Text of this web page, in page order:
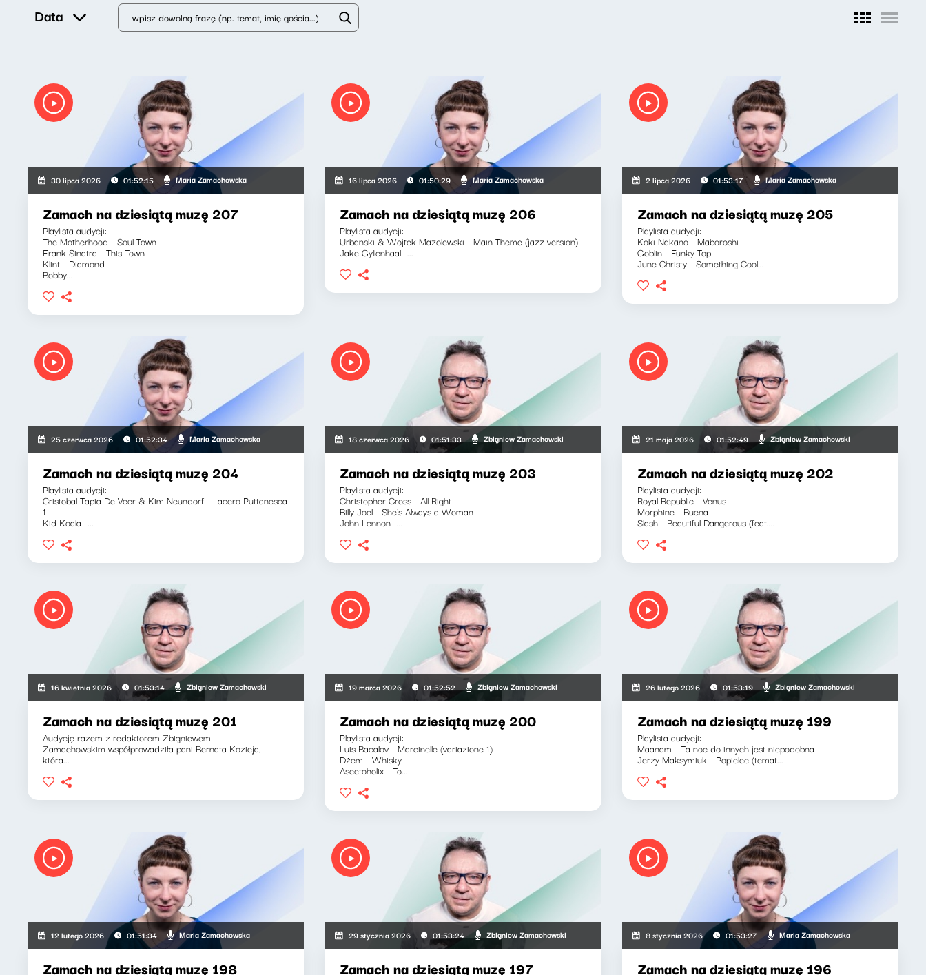
Data
30 lipca 2026 01:52:15 Maria Zamachowska
Zamach na dziesiątą muzę 207
Playlista audycji:
The Motherhood - Soul Town
Frank Sinatra - This Town
Klint - Diamond
Bobby...
16 lipca 2026 01:50:29 Maria Zamachowska
Zamach na dziesiątą muzę 206
Playlista audycji:
Urbanski & Wojtek Mazolewski - Main Theme (jazz version)
Jake Gyllenhaal -...
2 lipca 2026 01:53:17 Maria Zamachowska
Zamach na dziesiątą muzę 205
Playlista audycji:
Koki Nakano - Maboroshi
Goblin - Funky Top
June Christy - Something Cool...
25 czerwca 2026 01:52:34 Maria Zamachowska
Zamach na dziesiątą muzę 204
Playlista audycji:
Cristobal Tapia De Veer & Kim Neundorf - Lacero Puttanesca
1
Kid Koala -...
18 czerwca 2026 01:51:33 Zbigniew Zamachowski
Zamach na dziesiątą muzę 203
Playlista audycji:
Christopher Cross - All Right
Billy Joel - She's Always a Woman
John Lennon -...
21 maja 2026 01:52:49 Zbigniew Zamachowski
Zamach na dziesiątą muzę 202
Playlista audycji:
Royal Republic - Venus
Morphine - Buena
Slash - Beautiful Dangerous (feat....
16 kwietnia 2026 01:53:14 Zbigniew Zamachowski
Zamach na dziesiątą muzę 201
Audycję razem z redaktorem Zbigniewem
Zamachowskim współprowadziła pani Bernata Kozieja,
która...
19 marca 2026 01:52:52 Zbigniew Zamachowski
Zamach na dziesiątą muzę 200
Playlista audycji:
Luis Bacalov - Marcinelle (variazione 1)
Dżem - Whisky
Ascetoholix - To...
26 lutego 2026 01:53:19 Zbigniew Zamachowski
Zamach na dziesiątą muzę 199
Playlista audycji:
Maanam - Ta noc do innych jest niepodobna
Jerzy Maksymiuk - Popielec (temat...
12 lutego 2026 01:51:34 Maria Zamachowska
Zamach na dziesiątą muzę 198
29 stycznia 2026 01:53:24 Zbigniew Zamachowski
Zamach na dziesiątą muzę 197
8 stycznia 2026 01:53:27 Maria Zamachowska
Zamach na dziesiątą muzę 196